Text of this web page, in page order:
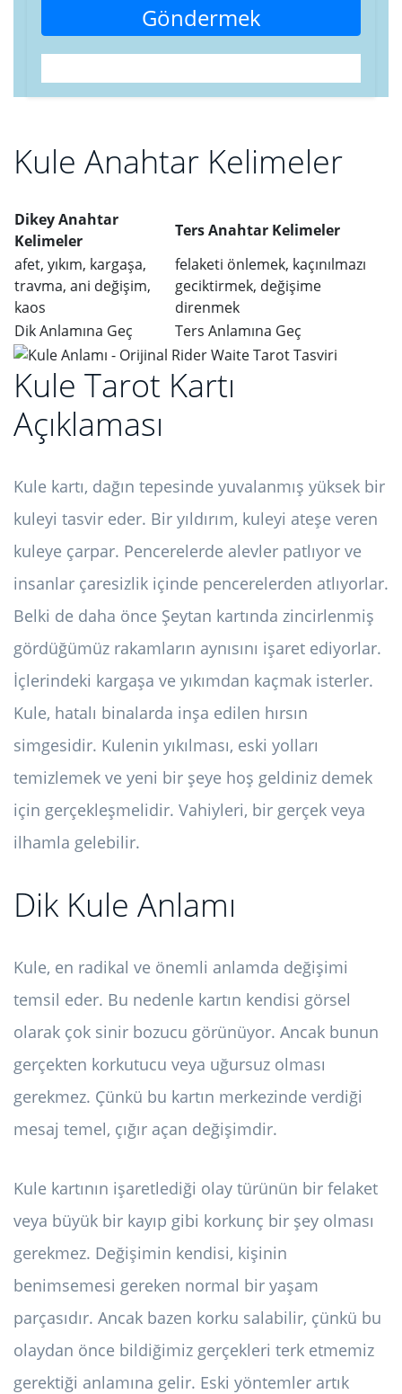
Göndermek
Kule Anahtar Kelimeler
Dikey Anahtar
Kelimeler
Ters Anahtar Kelimeler
afet, yıkım, kargaşa,
travma, ani değişim,
kaos
felaketi önlemek, kaçınılmazı
geciktirmek, değişime
direnmek
Dik Anlamına Geç
Ters Anlamına Geç
Kule Tarot Kartı
Açıklaması
Kule kartı, dağın tepesinde yuvalanmış yüksek bir
kuleyi tasvir eder. Bir yıldırım, kuleyi ateşe veren
kuleye çarpar. Pencerelerde alevler patlıyor ve
insanlar çaresizlik içinde pencerelerden atlıyorlar.
Belki de daha önce Şeytan kartında zincirlenmiş
gördüğümüz rakamların aynısını işaret ediyorlar.
İçlerindeki kargaşa ve yıkımdan kaçmak isterler.
Kule, hatalı binalarda inşa edilen hırsın
simgesidir. Kulenin yıkılması, eski yolları
temizlemek ve yeni bir şeye hoş geldiniz demek
için gerçekleşmelidir. Vahiyleri, bir gerçek veya
ilhamla gelebilir.
Dik Kule Anlamı
Kule, en radikal ve önemli anlamda değişimi
temsil eder. Bu nedenle kartın kendisi görsel
olarak çok sinir bozucu görünüyor. Ancak bunun
gerçekten korkutucu veya uğursuz olması
gerekmez. Çünkü bu kartın merkezinde verdiği
mesaj temel, çığır açan değişimdir.
Kule kartının işaretlediği olay türünün bir felaket
veya büyük bir kayıp gibi korkunç bir şey olması
gerekmez. Değişimin kendisi, kişinin
benimsemesi gereken normal bir yaşam
parçasıdır. Ancak bazen korku salabilir, çünkü bu
olaydan önce bildiğimiz gerçekleri terk etmemiz
gerektiği anlamına gelir. Eski yöntemler artık